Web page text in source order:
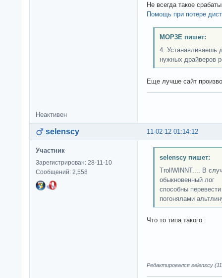
Не всегда такое
Помощь при потере
MOP3E пишет:
4. Устанавливаешь
нужных драйверов
Еще лучше сайт
Неактивен
11-02-12 01:14:12
selenscy
Участник
Зарегистрирован: 28-11-10
Сообщений: 2,558
selenscy пишет:
TrollWINNT.... В
обыкновенный лог
способны
погонялами
Что то типа такого :
Редактировался selenscy